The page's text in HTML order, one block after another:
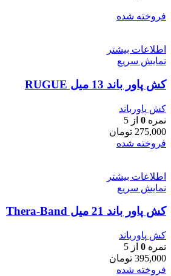
فروخته شده
اطلاعات بیشتر
نمایش سریع
کش پاور باند 13 میل RUGUE
کش پاورباند
نمره 0 از 5
275,000 تومان
فروخته شده
اطلاعات بیشتر
نمایش سریع
کش پاور باند 21 میل Thera-Band
کش پاورباند
نمره 0 از 5
395,000 تومان
فروخته شده